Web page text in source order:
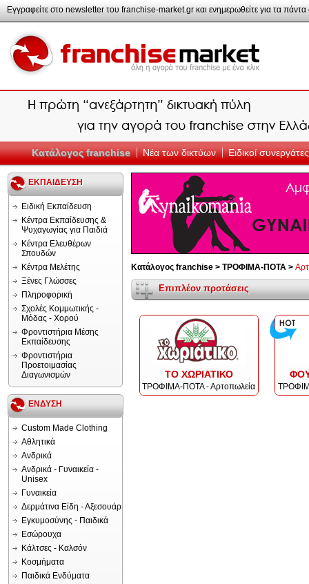
Κατάλογος franchise Νέα των δικτύων Ειδικοί συνεργάτες
ΕΚΠΑΙΔΕΥΣΗ
Ειδική Εκπαίδευση
Κέντρα Εκπαίδευσης &
Ψυχαγωγίας για Παιδιά
Κέντρα Ελευθέρων
Σπουδών
Κέντρα Μελέτης
Ξένες Γλώσσες
Πληροφορική
Σχολές Κομμωτικής -
Μόδας - Χορού
Φροντιστήρια Μέσης
Εκπαίδευσης
Φροντιστήρια
Προετοιμασίας
Διαγωνισμών
ΕΝΔΥΣΗ
Custom Made Clothing
Αθλητικά
Ανδρικά
Ανδρικά - Γυναικεία -
Unisex
Γυναικεία
Δερμάτινα Είδη - Αξεσουάρ
Εγκυμοσύνης - Παιδικά
Εσώρουχα
Κάλτσες - Καλσόν
Κοσμήματα
Παιδικά Ενδύματα
Κατάλογος franchise > ΤΡΟΦΙΜΑ-ΠΟΤΑ >
Επιπλέον προτάσεις
ΤΟ ΧΩΡΙΑΤΙΚΟ
ΤΡΟΦΙΜΑ-ΠΟΤΑ - Αρτοπωλεία
Εγγραφείτε στο newsletter του franchise-market.gr και ενημερωθείτε για τα πάντα